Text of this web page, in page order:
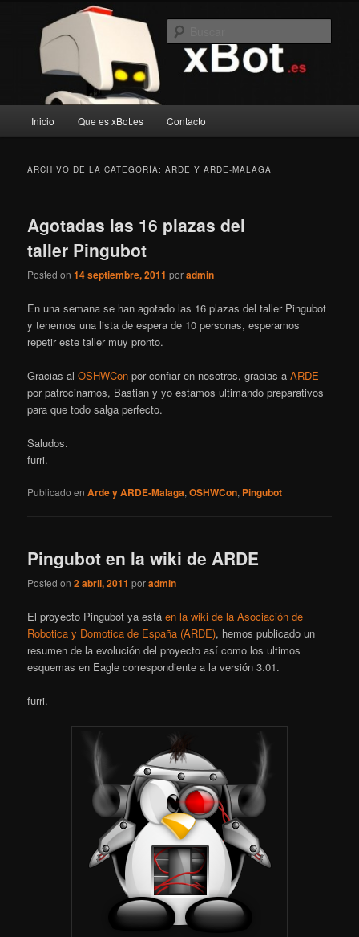
contenido
contenido
secundarioxBot.es
Blog de robotica recreativa
principal
Inicio Que es xBot.es Contacto
ARCHIVO DE LA CATEGORÍA:ARDE Y ARDE-MALAGA
Agotadas las 16 plazas del
taller Pingubot
Posted on14 septiembre, 2011 poradmin
En una semana se han agotado las 16 plazas del taller Pingubot
y tenemos una lista de espera de 10 personas, esperamos
repetir este taller muy pronto.
Gracias alOSHWCon por confiar en nosotros, gracias aARDE
por patrocinarnos, Bastian y yo estamos ultimando preparativos
para que todo salga perfecto.
Saludos.
furri.
Publicado en Arde y ARDE-Malaga,OSHWCon, Pingubot
Pingubot en la wiki de ARDE
Posted on2 abril, 2011 poradmin
El proyecto Pingubot ya estáen la wiki de la Asociación de
Robotica y Domotica de España (ARDE), hemos publicado un
resumen de la evolución del proyecto así como los ultimos
esquemas en Eagle correspondiente a la versión 3.01.
furri.